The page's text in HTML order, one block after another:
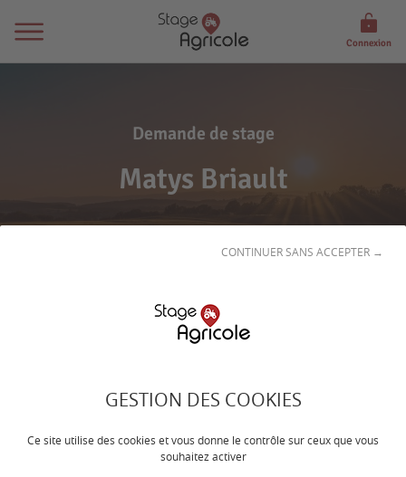
GESTION DES COOKIES
Ce site utilise des cookies et vous donne le contrôle sur ceux que vous
souhaitez activer
CONTINUER SANS ACCEPTER →
Connexion
Demande de stage
Matys Briault